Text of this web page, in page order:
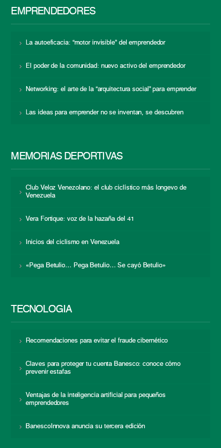
EMPRENDEDORES
La autoeficacia: “motor invisible” del emprendedor
El poder de la comunidad: nuevo activo del emprendedor
Networking: el arte de la “arquitectura social” para emprender
Las ideas para emprender no se inventan, se descubren
MEMORIAS DEPORTIVAS
Club Veloz Venezolano: el club ciclístico más longevo de
Venezuela
Vera Fortique: voz de la hazaña del 41
Inicios del ciclismo en Venezuela
«Pega Betulio… Pega Betulio… Se cayó Betulio»
TECNOLOGÍA
Recomendaciones para evitar el fraude cibernético
Claves para proteger tu cuenta Banesco: conoce cómo
prevenir estafas
Ventajas de la inteligencia artificial para pequeños
emprendedores
BanescoInnova anuncia su tercera edición